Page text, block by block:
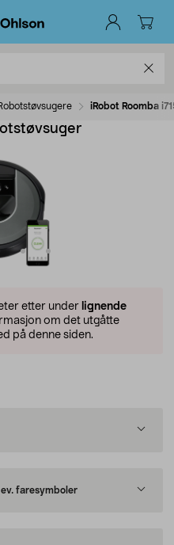
iRobot Roomba
etter under lignende
om det utgåtte
på denne siden.
faresymboler